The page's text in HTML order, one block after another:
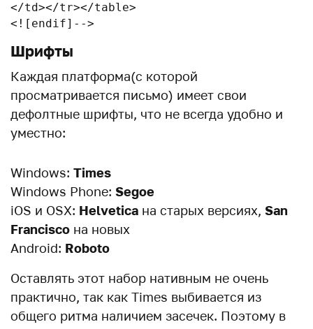
</td></tr></table>
<![endif]-->
Шрифты
Каждая платформа(с которой
просматривается письмо) имеет свои
дефолтные шрифты, что не всегда удобно и
уместно:
Windows: Times
Windows Phone: Segoe
iOS и OSX: Helvetica на старых версиях, San
Francisco на новых
Android: Roboto
Оставлять этот набор нативным не очень
практично, так как Times выбивается из
общего ритма наличием засечек. Поэтому в